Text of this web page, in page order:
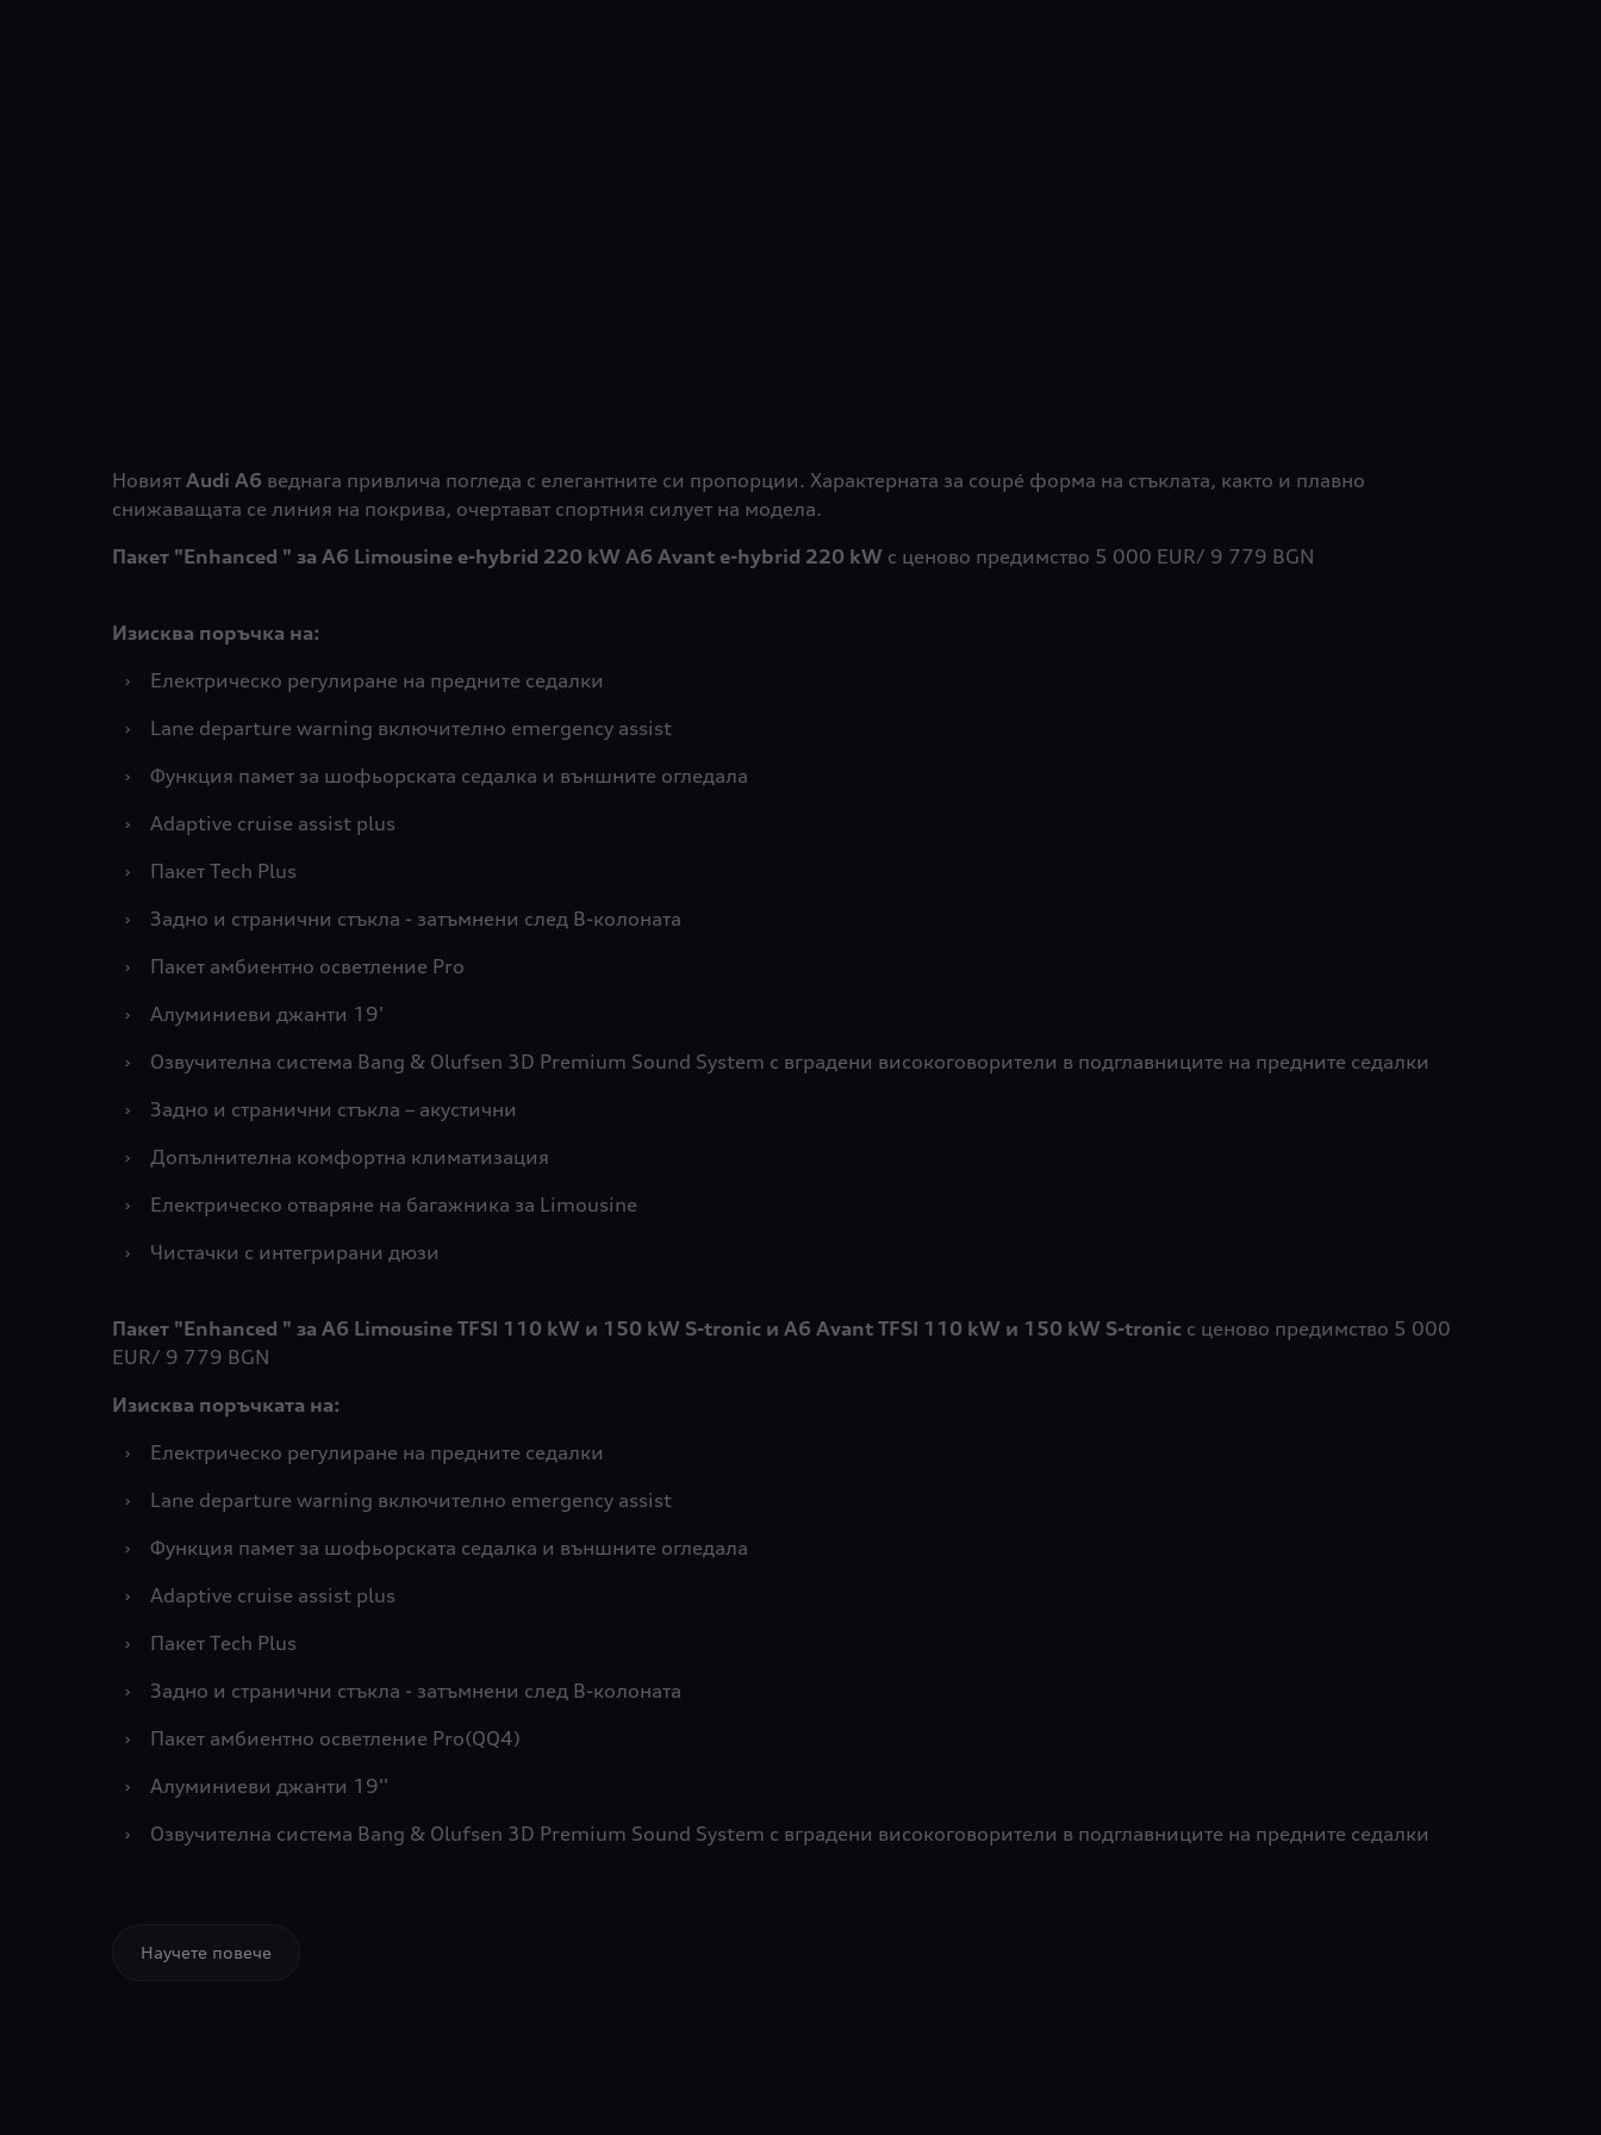
НовиятAudi A6 веднага привлича погледа с елегантните си пропорции. Характерната за coupé форма на стъклата, както и плавно
снижаващата се линия на покрива, очертават спортния силует на модела.
Пакет "Enhanced " за A6 Limousine e-hybrid 220 kW A6 Avant e-hybrid 220 kW с ценово предимство 5 000 EUR/ 9 779 BGN
Изисква поръчка на:
›
Електрическо регулиране на предните седалки
›
Lane departure warning включително emergency assist
›
Функция памет за шофьорската седалка и външните огледала
›
Adaptive cruise assist plus
›
Пакет Tech Plus
›
Задно и странични стъкла - затъмнени след B-колоната
›
Пакет амбиентно осветление Pro
›
Алуминиеви джанти 19'
›
Озвучителна система Bang & Olufsen 3D Premium Sound System с вградени високоговорители в подглавниците на предните седалки
›
Задно и странични стъкла – акустични
›
Допълнителна комфортна климатизация
›
Електрическо отваряне на багажника за Limousine
›
Чистачки с интегрирани дюзи
Пакет "Enhanced " за A6 Limousine TFSI 110 kW и 150 kW S-tronic и A6 Avant TFSI 110 kW и 150 kW S-tronic с ценово предимство 5 000
EUR/ 9 779 BGN
Изисква поръчката на:
›
Електрическо регулиране на предните седалки
›
Lane departure warning включително emergency assist
›
Функция памет за шофьорската седалка и външните огледала
›
Adaptive cruise assist plus
›
Пакет Tech Plus
›
Задно и странични стъкла - затъмнени след B-колоната
›
Пакет амбиентно осветление Pro(QQ4)
›
Алуминиеви джанти 19''
›
Озвучителна система Bang & Olufsen 3D Premium Sound System с вградени високоговорители в подглавниците на предните седалки
Научете повече